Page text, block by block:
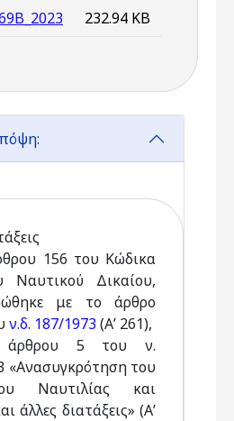
232.94 KB
156 του Κώδικα
Ναυτικού Δικαίου,
με το άρθρο
ν.δ. 187/1973 (Α’ 261),
5 του ν.
«Ανασυγκρότηση του
Ναυτιλίας και
άλλες διατάξεις» (Α’